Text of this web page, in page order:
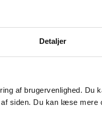
Detaljer
af brugervenlighed.
siden. Du kan læse mere